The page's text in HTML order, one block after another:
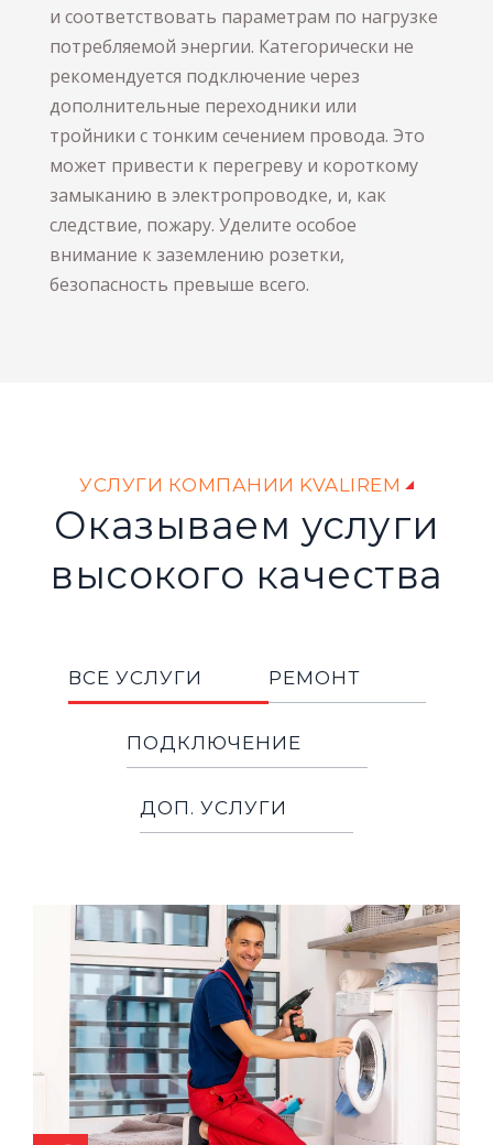
и соответствовать параметрам по нагрузке
потребляемой энергии. Категорически не
рекомендуется подключение через
дополнительные переходники или
тройники с тонким сечением провода. Это
может привести к перегреву и короткому
замыканию в электропроводке, и, как
следствие, пожару. Уделите особое
внимание к заземлению розетки,
безопасность превыше всего.
УСЛУГИ КОМПАНИИ KVALIREM
Оказываем услуги
высокого качества
ВСЕ УСЛУГИ РЕМОНТ
ПОДКЛЮЧЕНИЕ
ДОП. УСЛУГИ